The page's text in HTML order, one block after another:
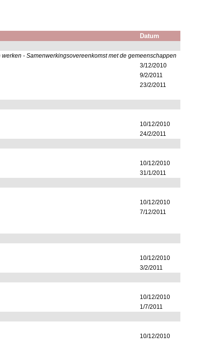
Datum
- Samenwerkingsovereenkomst met de gemeenschappen
3/12/2010
9/2/2011
23/2/2011
10/12/2010
24/2/2011
10/12/2010
31/1/2011
10/12/2010
7/12/2011
10/12/2010
3/2/2011
10/12/2010
1/7/2011
10/12/2010